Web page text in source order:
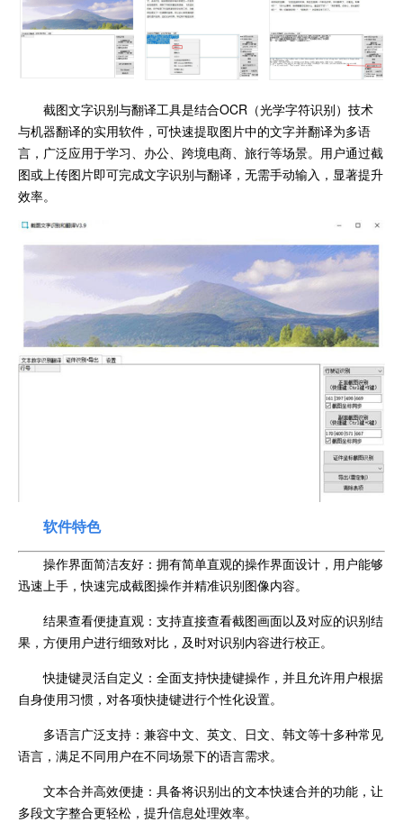
截图文字识别与翻译工具是结合OCR（光学字符识别）技术
与机器翻译的实用软件，可快速提取图片中的文字并翻译为多语
言，广泛应用于学习、办公、跨境电商、旅行等场景。用户通过截
图或上传图片即可完成文字识别与翻译，无需手动输入，显著提升
效率。
软件特色
操作界面简洁友好：拥有简单直观的操作界面设计，用户能够
迅速上手，快速完成截图操作并精准识别图像内容。
结果查看便捷直观：支持直接查看截图画面以及对应的识别结
果，方便用户进行细致对比，及时对识别内容进行校正。
快捷键灵活自定义：全面支持快捷键操作，并且允许用户根据
自身使用习惯，对各项快捷键进行个性化设置。
多语言广泛支持：兼容中文、英文、日文、韩文等十多种常见
语言，满足不同用户在不同场景下的语言需求。
文本合并高效便捷：具备将识别出的文本快速合并的功能，让
多段文字整合更轻松，提升信息处理效率。